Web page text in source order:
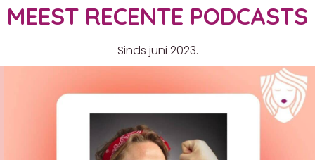
MEEST RECENTE PODCASTS
Sinds juni 2023.